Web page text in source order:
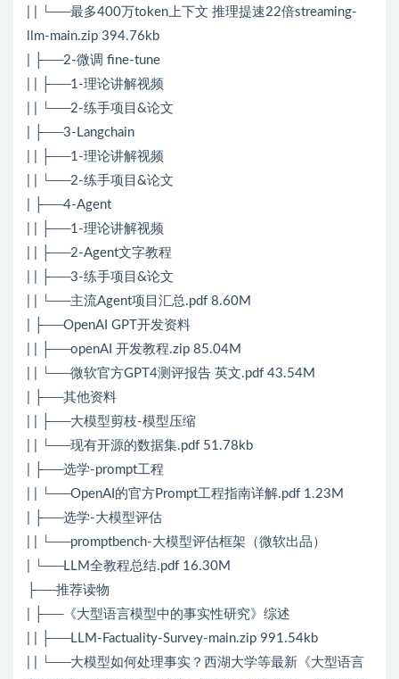
| | └──最多400万token上下文 推理提速22倍streaming-
llm-main.zip 394.76kb
| ├──2-微调 fine-tune
| | ├──1-理论讲解视频
| | └──2-练手项目&论文
| ├──3-Langchain
| | ├──1-理论讲解视频
| | └──2-练手项目&论文
| ├──4-Agent
| | ├──1-理论讲解视频
| | ├──2-Agent文字教程
| | ├──3-练手项目&论文
| | └──主流Agent项目汇总.pdf 8.60M
| ├──OpenAI GPT开发资料
| | ├──openAI 开发教程.zip 85.04M
| | └──微软官方GPT4测评报告 英文.pdf 43.54M
| ├──其他资料
| | ├──大模型剪枝-模型压缩
| | └──现有开源的数据集.pdf 51.78kb
| ├──选学-prompt工程
| | └──OpenAI的官方Prompt工程指南详解.pdf 1.23M
| ├──选学-大模型评估
| | └──promptbench-大模型评估框架（微软出品）
| └──LLM全教程总结.pdf 16.30M
├──推荐读物
| ├──《大型语言模型中的事实性研究》综述
| | ├──LLM-Factuality-Survey-main.zip 991.54kb
| | └──大模型如何处理事实？西湖大学等最新《大型语言